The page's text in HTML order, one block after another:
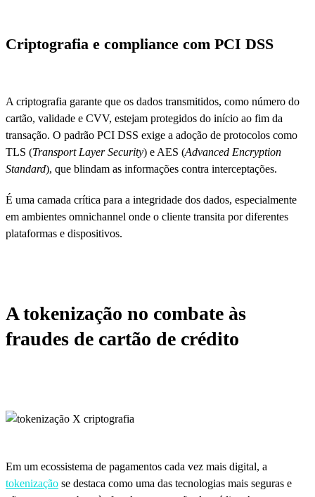
Criptografia e compliance com PCI DSS
A criptografia garante que os dados transmitidos, como número do
cartão, validade e CVV, estejam protegidos do início ao fim da
transação. O padrão PCI DSS exige a adoção de protocolos como
TLS (Transport Layer Security) e AES (Advanced Encryption
Standard), que blindam as informações contra interceptações.
É uma camada crítica para a integridade dos dados, especialmente
em ambientes omnichannel onde o cliente transita por diferentes
plataformas e dispositivos.
A tokenização no combate às
fraudes de cartão de crédito
Em um ecossistema de pagamentos cada vez mais digital, a
tokenização se destaca como uma das tecnologias mais seguras e